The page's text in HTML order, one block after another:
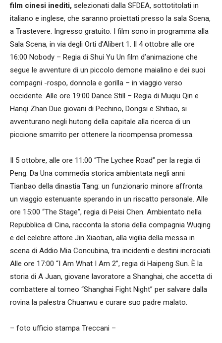
film cinesi inediti, selezionati dalla SFDEA, sottotitolati in
italiano e inglese, che saranno proiettati presso la sala Scena,
a Trastevere. Ingresso gratuito. I film sono in programma alla
Sala Scena, in via degli Orti d’Alibert 1. Il 4 ottobre alle ore
16:00 Nobody – Regia di Shui Yu Un film d’animazione che
segue le avventure di un piccolo demone maialino e dei suoi
compagni -rospo, donnola e gorilla – in viaggio verso
occidente. Alle ore 19:00 Dance Still – Regia di Muqiu Qin e
Hanqi Zhan Due giovani di Pechino, Dongsi e Shitiao, si
avventurano negli hutong della capitale alla ricerca di un
piccione smarrito per ottenere la ricompensa promessa.
Il 5 ottobre, alle ore 11:00 “The Lychee Road” per la regia di
Peng. Da Una commedia storica ambientata negli anni
Tianbao della dinastia Tang: un funzionario minore affronta
un viaggio estenuante sperando in un riscatto personale. Alle
ore 15:00 “The Stage”, regia di Peisi Chen. Ambientato nella
Repubblica di Cina, racconta la storia della compagnia Wuqing
e del celebre attore Jin Xiaotian, alla vigilia della messa in
scena di Addio Mia Concubina, tra incidenti e destini incrociati.
Alle ore 17:00 “I Am What I Am 2”, regia di Haipeng Sun. È la
storia di A Juan, giovane lavoratore a Shanghai, che accetta di
combattere al torneo “Shanghai Fight Night” per salvare dalla
rovina la palestra Chuanwu e curare suo padre malato.
– foto ufficio stampa Treccani –